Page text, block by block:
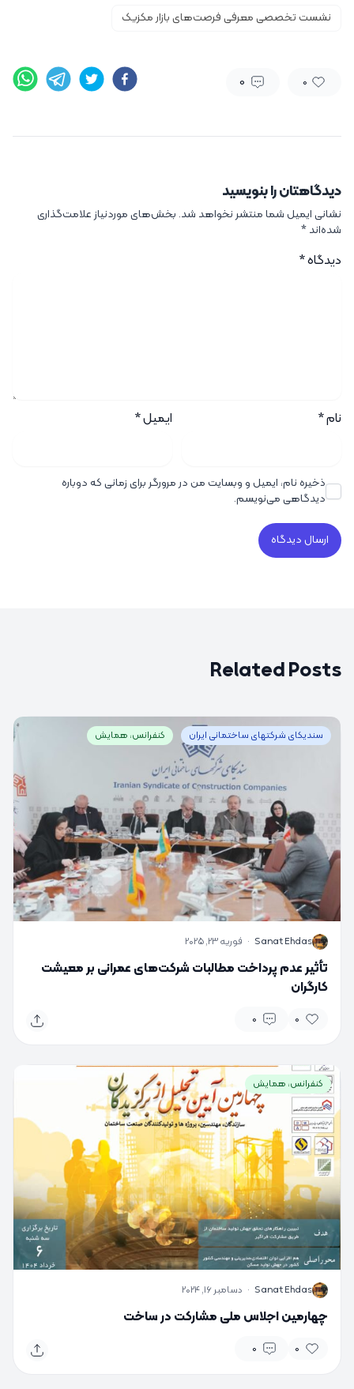
نشست تخصصی معرفی فرصت‌های بازار مکزیک
0
0
دیدگاهتان را بنویسید
نشانی ایمیل شما منتشر نخواهد شد. بخش‌های موردنیاز علامت‌گذاری
شده‌اند*
دیدگاه*
نام* ایمیل*
ذخیره نام، ایمیل و وبسایت من در مرورگر برای زمانی که دوباره
دیدگاهی می‌نویسم.
Related Posts
سندیکای شرکتهای ساختمانی ایران کنفرانس، همایش
S
Sanat Ehdas
· فوریه 23, 2025
تأثیر عدم پرداخت مطالبات شرکت‌های عمرانی بر معیشت
کارگران
0
0
کنفرانس، همایش
S
Sanat Ehdas
· دسامبر 16, 2024
چهارمین اجلاس ملی مشارکت در ساخت
0
0